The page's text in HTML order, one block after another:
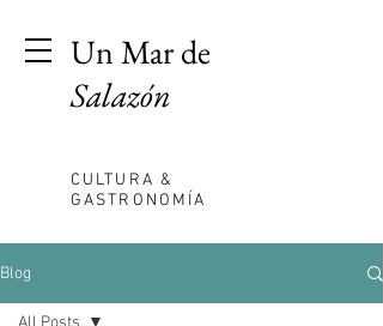
Un Mar de
Salazón
CULTURA &
GASTRONOMÍA
Blog